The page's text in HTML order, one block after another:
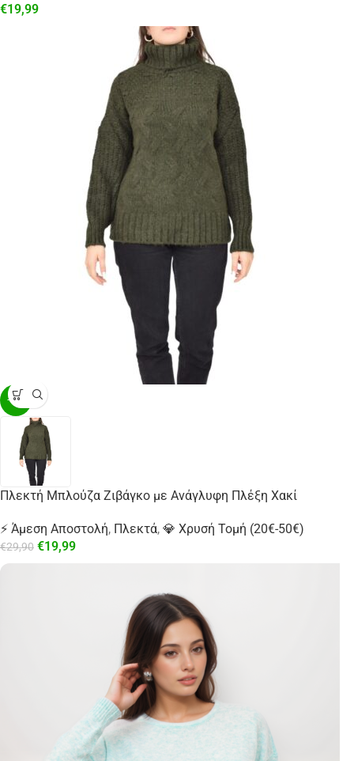
€19,99
-33%
Πλεκτή Μπλούζα Ζιβάγκο με Ανάγλυφη Πλέξη Χακί
⚡ Άμεση Αποστολή, Πλεκτά, 💎 Χρυσή Τομή (20€-50€)
€29,90 €19,99